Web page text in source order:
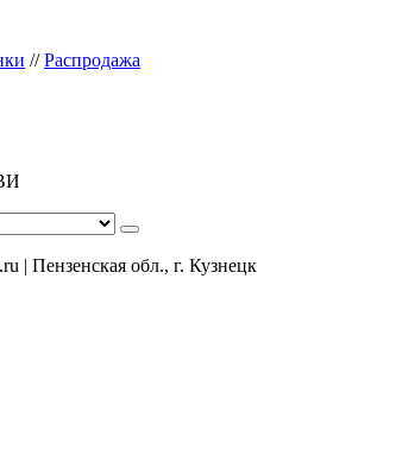
//Распродажа
| Пензенская обл., г. Кузнецк